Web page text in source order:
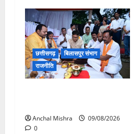
छत्तीसगढ़
बिलासपुर संभाग
राजनीति
Anchal Mishra
09/08/2026
0